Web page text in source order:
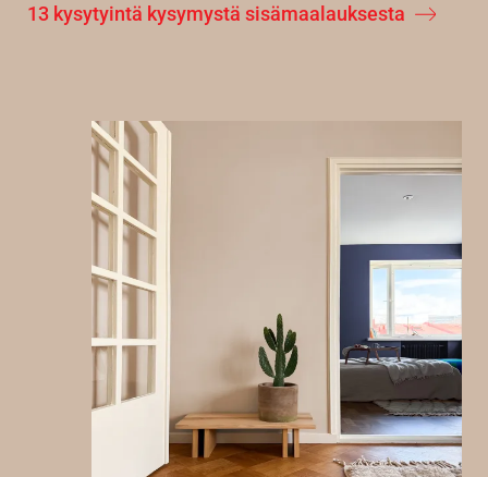
13 kysytyintä kysymystä sisämaalauksesta